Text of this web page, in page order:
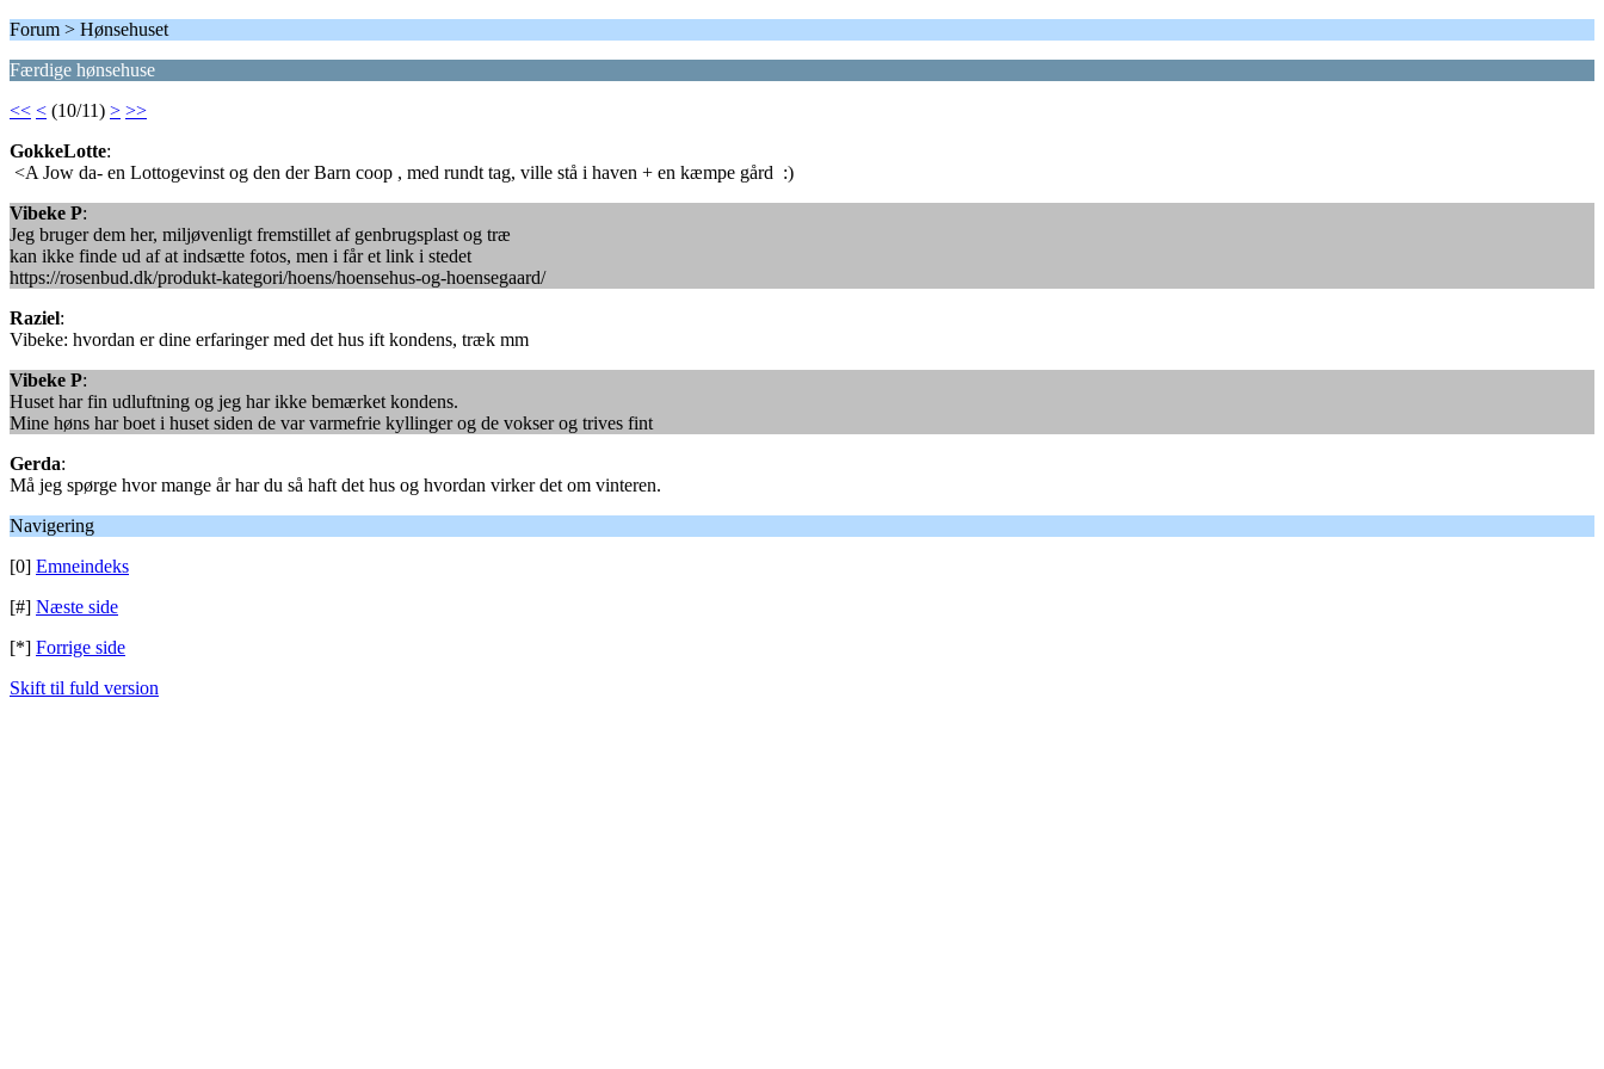
Forum > Hønsehuset
Færdige hønsehuse
<< < (10/11) > >>
GokkeLotte:
<A Jow da- en Lottogevinst og den der Barn coop , med rundt tag, ville stå i haven + en kæmpe gård :)
Vibeke P:
Jeg bruger dem her, miljøvenligt fremstillet af genbrugsplast og træ
kan ikke finde ud af at indsætte fotos, men i får et link i stedet
https://rosenbud.dk/produkt-kategori/hoens/hoensehus-og-hoensegaard/
Raziel:
Vibeke: hvordan er dine erfaringer med det hus ift kondens, træk mm
Vibeke P:
Huset har fin udluftning og jeg har ikke bemærket kondens.
Mine høns har boet i huset siden de var varmefrie kyllinger og de vokser og trives fint
Gerda:
Må jeg spørge hvor mange år har du så haft det hus og hvordan virker det om vinteren.
Navigering
[0] Emneindeks
[#] Næste side
[*] Forrige side
Skift til fuld version